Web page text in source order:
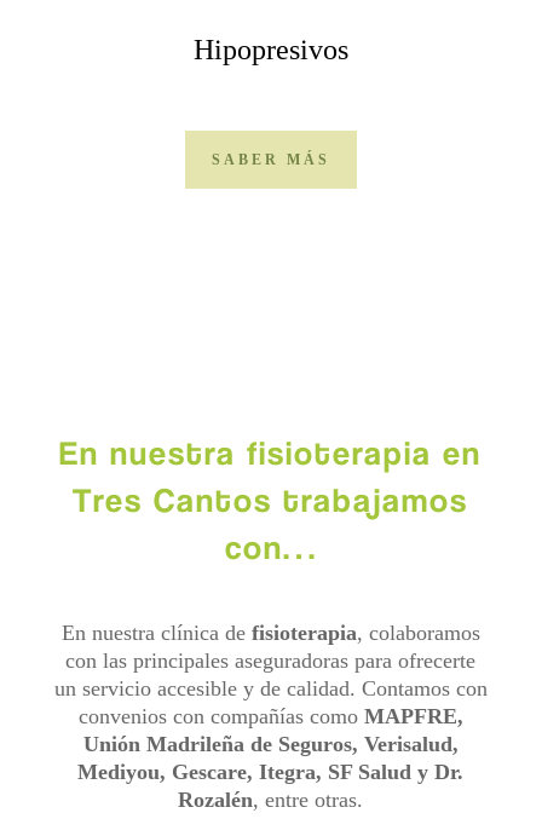
Hipopresivos
SABER MÁS
En nuestra fisioterapia en
Tres Cantos trabajamos
con…
En nuestra clínica de fisioterapia, colaboramos
con las principales aseguradoras para ofrecerte
un servicio accesible y de calidad. Contamos con
convenios con compañías como MAPFRE,
Unión Madrileña de Seguros, Verisalud,
Mediyou, Gescare, Itegra, SF Salud y Dr.
Rozalén, entre otras.